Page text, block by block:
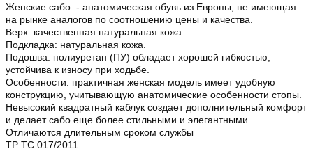
Женские сабо - анатомическая обувь из Европы, не имеющая
на рынке аналогов по соотношению цены и качества.
Верх: качественная натуральная кожа.
Подкладка: натуральная кожа.
Подошва: полиуретан (ПУ) обладает хорошей гибкостью,
устойчива к износу при ходьбе.
Особенности: практичная женская модель имеет удобную
конструкцию, учитывающую анатомические особенности стопы.
Невысокий квадратный каблук создает дополнительный комфорт
и делает сабо еще более стильными и элегантными.
Отличаются длительным сроком службы
ТР ТС 017/2011